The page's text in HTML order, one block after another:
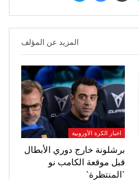
المزيد عن المؤلف
اخبار الكرة الأوروبية
برشلونة خارج دوري الأبطال
قبل موقعة الكامب نو
`المنتظرة`